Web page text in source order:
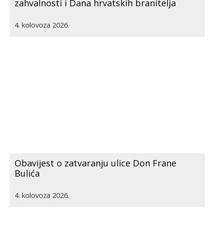
zahvalnosti i Dana hrvatskih branitelja
4. kolovoza 2026.
Obavijest o zatvaranju ulice Don Frane
Bulića
4. kolovoza 2026.